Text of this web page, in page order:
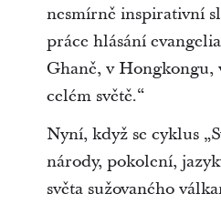
nesmírně inspirativní
práce hlásání
Ghaně, v Hongkongu,
celém světě.“
Nyní, když se cyklus
národy, pokolení,
světa sužovaného